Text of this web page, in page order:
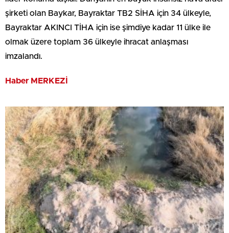
şirketi olan Baykar, Bayraktar TB2 SİHA için 34 ülkeyle,
Bayraktar AKINCI TİHA için ise şimdiye kadar 11 ülke ile
olmak üzere toplam 36 ülkeyle ihracat anlaşması
imzalandı.
Haber MERKEZİ